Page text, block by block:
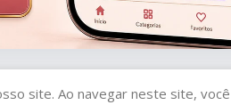
site. Ao navegar neste site,